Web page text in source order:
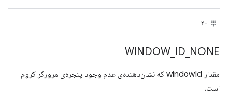
-۲
WINDOW_ ID NONE
مقدار windowId که نشان‌دهنده‌ی عدم وجود پنجره‌ی مرورگر کروم
است.